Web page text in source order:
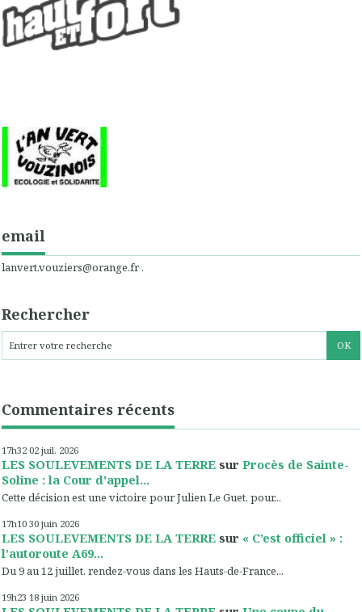
email
lanvert.vouziers@orange.fr .
Rechercher
Commentaires récents
17h32 02 juil. 2026
LES SOULEVEMENTS DE LA TERRE sur Procès de Sainte-
Soline : la Cour d'appel...
Cette décision est une victoire pour Julien Le Guet, pour...
17h10 30 juin 2026
LES SOULEVEMENTS DE LA TERRE sur « C’est officiel » :
l’autoroute A69...
Du 9 au 12 juillet, rendez-vous dans les Hauts-de-France...
19h23 18 juin 2026